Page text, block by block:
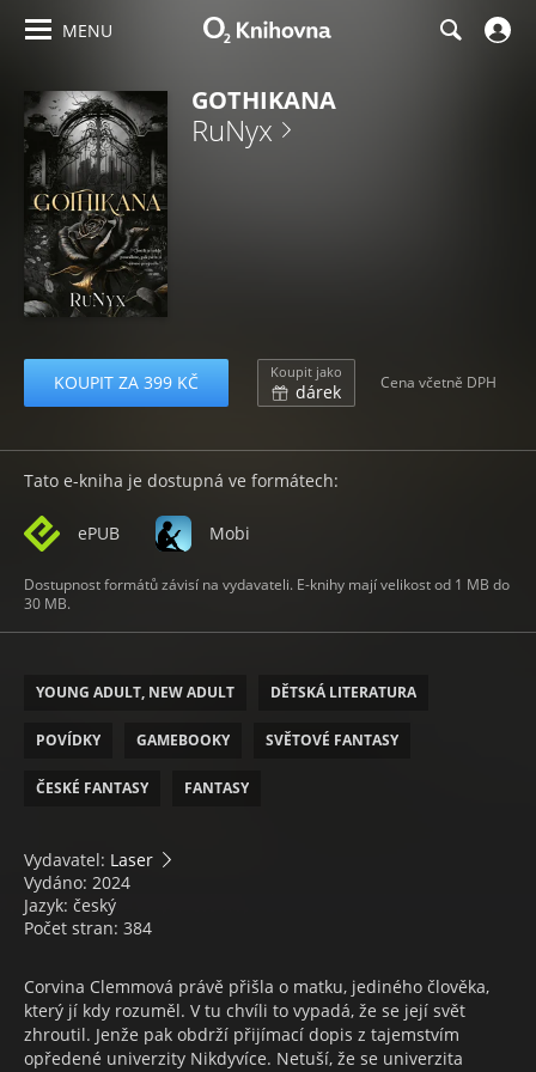
MENU
GOTHIKANA
RuNyx
KOUPIT ZA 399 KČ Koupit jako
dárek Cena včetně DPH
Tato e-kniha je dostupná ve formátech:
ePUB Mobi
Dostupnost formátů závisí na vydavateli. E-knihy mají velikost od 1 MB do
30 MB.
YOUNG ADULT, NEW ADULT DĚTSKÁ LITERATURA
POVÍDKY GAMEBOOKY SVĚTOVÉ FANTASY
ČESKÉ FANTASY FANTASY
Vydavatel: Laser
Vydáno: 2024
Jazyk: český
Počet stran: 384
Corvina Clemmová právě přišla o matku, jediného člověka,
který jí kdy rozuměl. V tu chvíli to vypadá, že se její svět
zhroutil. Jenže pak obdrží přijímací dopis z tajemstvím
opředené univerzity Nikdyvíce. Netuší, že se univerzita